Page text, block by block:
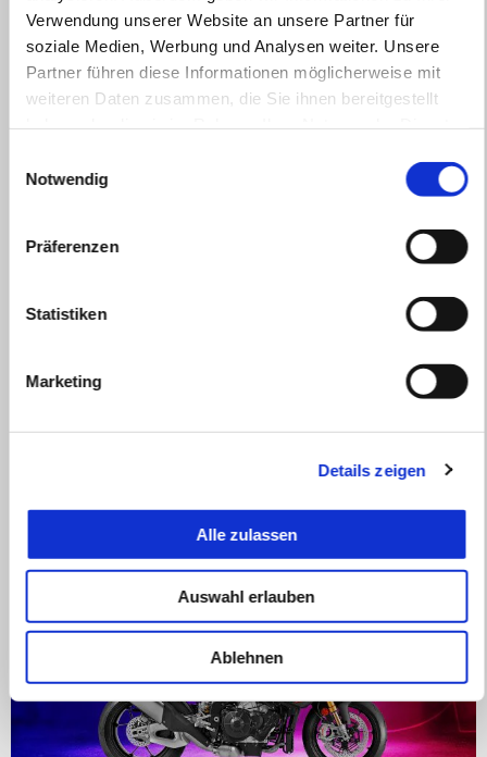
Verwendung unserer Website an unsere Partner für
soziale Medien, Werbung und Analysen weiter. Unsere
Partner führen diese Informationen möglicherweise mit
weiteren Daten zusammen, die Sie ihnen bereitgestellt
Notwendig
Präferenzen
Statistiken
Marketing
Details zeigen
Alle zulassen
Auswahl erlauben
Ablehnen
APRILIA SR GT: Bis zu 1.000€ Kundenvorteil oder ab